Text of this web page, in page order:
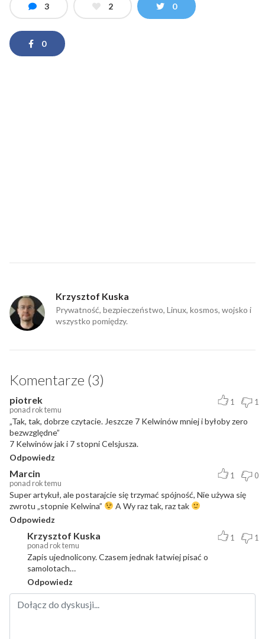
3 2 0
0
Krzysztof Kuska
Prywatność, bezpieczeństwo, Linux, kosmos, wojsko i
wszystko pomiędzy.
Komentarze (3)
piotrek
ponad rok temu
1 1
„Tak, tak, dobrze czytacie. Jeszcze 7 Kelwinów mniej i byłoby zero
bezwzględne”
7 Kelwinów jak i 7 stopni Celsjusza.
Odpowiedz
Marcin
ponad rok temu
1 0
Super artykuł, ale postarajcie się trzymać spójność, Nie używa się
zwrotu „stopnie Kelwina”
A Wy raz tak, raz tak
Odpowiedz
Krzysztof Kuska
ponad rok temu
1 1
Zapis ujednolicony. Czasem jednak łatwiej pisać o
samolotach…
Odpowiedz